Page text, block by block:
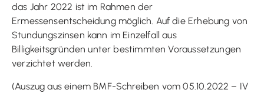
das Jahr 2022 ist im Rahmen der
Ermessensentscheidung möglich. Auf die Erhebung von
Stundungszinsen kann im Einzelfall aus
Billigkeitsgründen unter bestimmten Voraussetzungen
verzichtet werden.
(Auszug aus einem BMF-Schreiben vom 05.10.2022 – IV